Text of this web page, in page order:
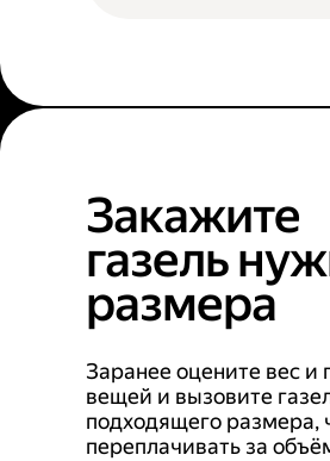
Закажите
газель
размера
Заранее оцените вес и
вещей и вызовите
подходящего размера,
переплачивать за